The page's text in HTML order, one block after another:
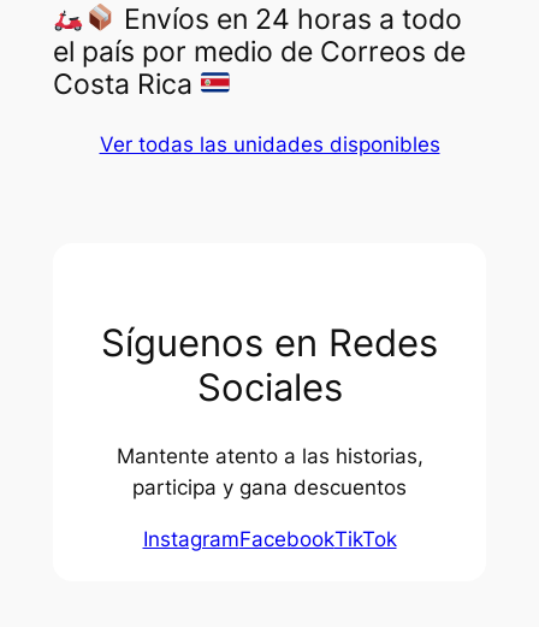
Envíos en 24 horas a todo
el país por medio de Correos de
Costa Rica
Ver todas las unidades disponibles
Síguenos en Redes
Sociales
Mantente atento a las historias,
participa y gana descuentos
InstagramFacebookTikTok